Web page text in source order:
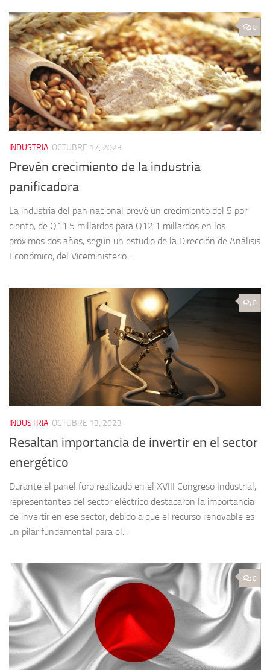
0
INDUSTRIA OCTUBRE 17, 2023
Prevén crecimiento de la industria
panificadora
La industria del pan nacional prevé un crecimiento del 5 por
ciento, de Q11.5 millardos para Q12.1 millardos en los
próximos dos años, según un estudio de la Dirección de Análisis
Económico, del Viceministerio...
0
INDUSTRIA OCTUBRE 13, 2023
Resaltan importancia de invertir en el sector
energético
Durante el panel foro realizado en el XVIII Congreso Industrial,
representantes del sector eléctrico destacaron la importancia
de invertir en ese sector, debido a que el recurso renovable es
un pilar fundamental para el...
0